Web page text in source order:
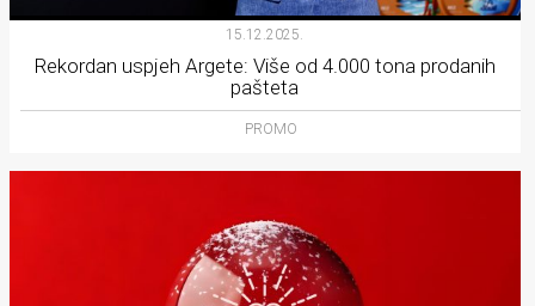
15.12.2025.
Rekordan uspjeh Argete: Više od 4.000 tona prodanih
pašteta
PROMO